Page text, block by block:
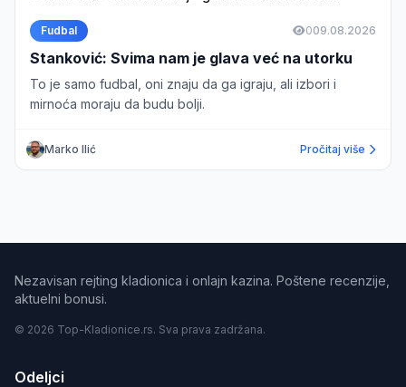
Fudbal 009.08.2026
Stanković: Svima nam je glava već na utorku
To je samo fudbal, oni znaju da ga igraju, ali izbori i
mirnoća moraju da budu bolji.
Marko Ilić Pročitaj više
Nezavisan rejting kladionica i onlajn kazina. Poštene recenzije,
aktuelni bonusi.
© 2026 Top-Kladionice.rs. Sva prava zadržana.
Odeljci